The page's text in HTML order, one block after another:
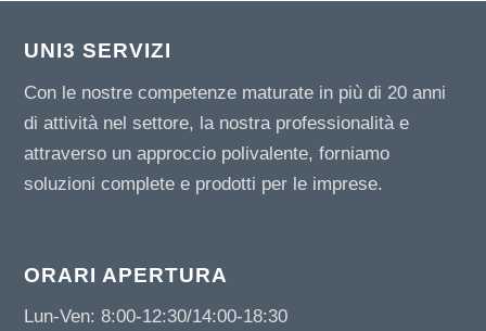
UNI3 SERVIZI
Con le nostre competenze maturate in più di 20 anni
di attività nel settore, la nostra professionalità e
attraverso un approccio polivalente, forniamo
soluzioni complete e prodotti per le imprese.
ORARI APERTURA
Lun-Ven: 8:00-12:30/14:00-18:30